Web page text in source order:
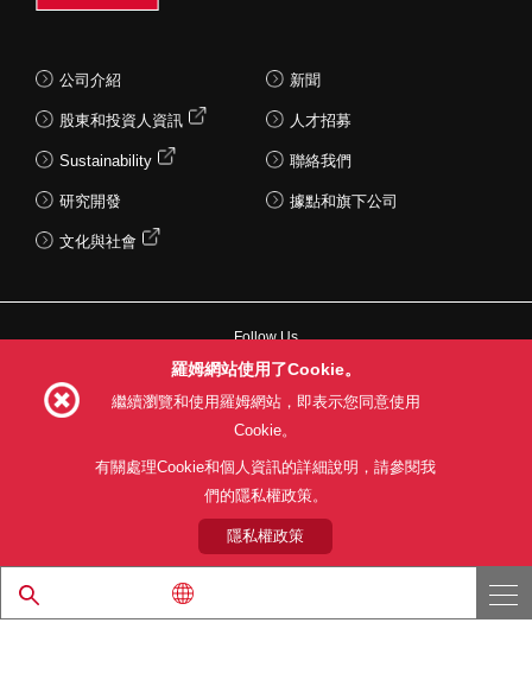
公司介紹
股東和投資人資訊
Sustainability
研究開發
文化與社會
新聞
人才招募
聯絡我們
據點和旗下公司
Follow Us
網站使用條款 利用目的 隱私權政策
網站地圖
關於本公司產品銷售之標準條款(PDF)
© 1997 - 2026 ROHM CO., LTD. ALL RIGHTS RESERVED.
羅姆網站使用了Cookie。
繼續瀏覽和使用羅姆網站，即表示您同意使用
Cookie。
有關處理Cookie和個人資訊的詳細說明，請參閱我
們的隱私權政策。
隱私權政策